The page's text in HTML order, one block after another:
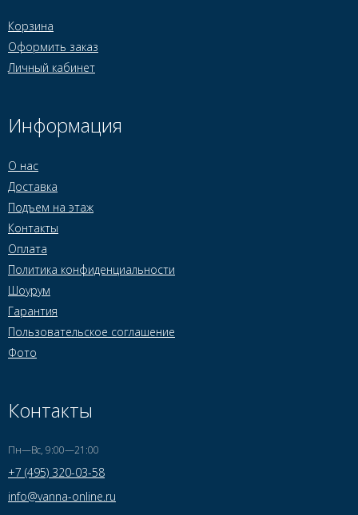
Корзина
Оформить заказ
Личный кабинет
Информация
О нас
Доставка
Подъем на этаж
Контакты
Оплата
Политика конфиденциальности
Шоурум
Гарантия
Пользовательское соглашение
Фото
Контакты
Пн—Вс, 9:00—21:00
+7 (495) 320-03-58
info@vanna-online.ru